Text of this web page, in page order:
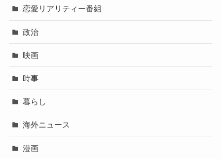
恋愛リアリティー番組
政治
映画
時事
暮らし
海外ニュース
漫画